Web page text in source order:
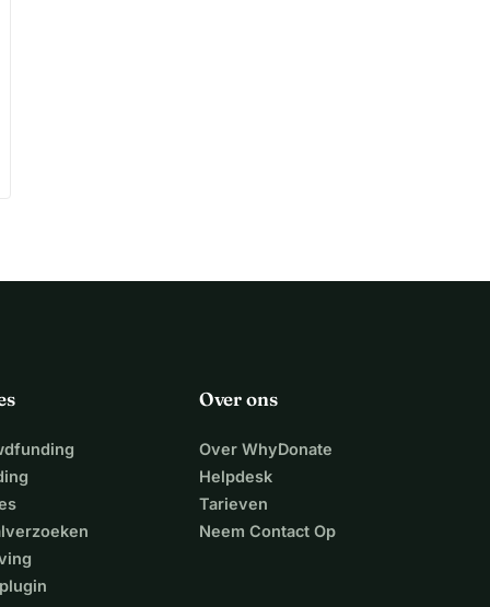
Over ons
Over WhyDonate
Helpdesk
Tarieven
Neem Contact Op